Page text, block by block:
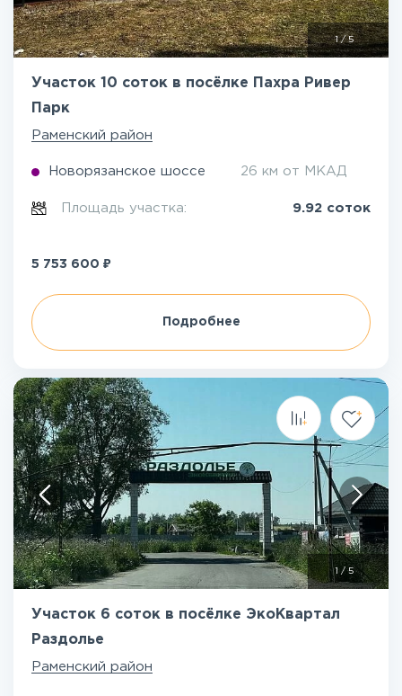
1/5
Участок 10 соток в посёлке Пахра Ривер
Парк
Раменский район
Новорязанское шоссе 26 км от МКАД
Площадь участка: 9.92 соток
5 753 600 ₽
Подробнее
1 /5
Участок 6 соток в посёлке ЭкоКвартал
Раздолье
Раменский район